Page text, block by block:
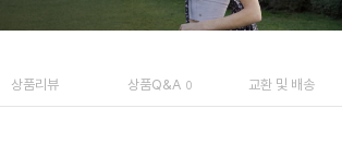
상품리뷰 상품Q&A 0 교환 및 배송